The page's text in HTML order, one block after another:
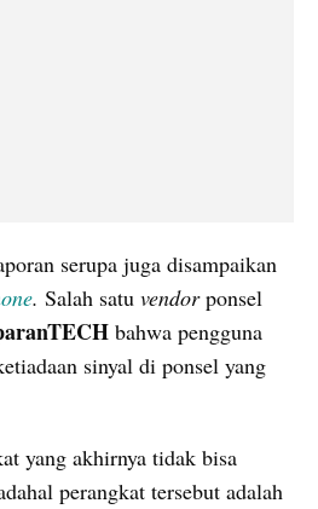
serupa juga disampaikan
. Salah satu vendor ponsel
bahwa pengguna
sinyal di ponsel yang
yang akhirnya tidak bisa
perangkat tersebut adalah